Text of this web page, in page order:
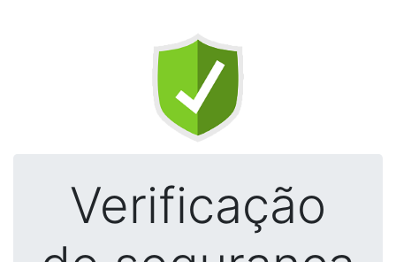
Verificação